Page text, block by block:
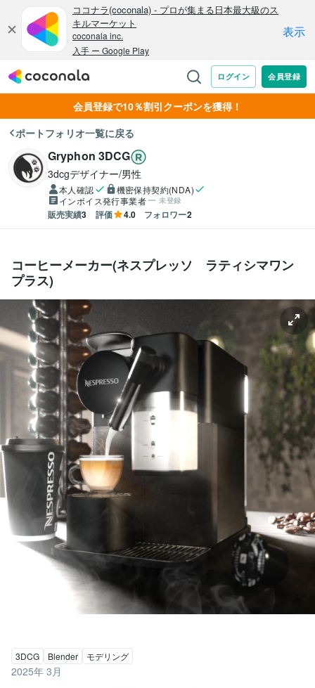
会員登録で10％割引クーポンを獲得！
ポートフォリオ一覧に戻る
Gryphon 3DCG
3dcgデザイナー/男性
本人確認
機密保持契約(NDA)
インボイス発行事業者
未登録
販売実績3 評価 4.0 フォロワー2
コーヒーメーカー(ネスプレッソ ラティシマワン
プラス)
3DCG Blender モデリング
2025年 3月